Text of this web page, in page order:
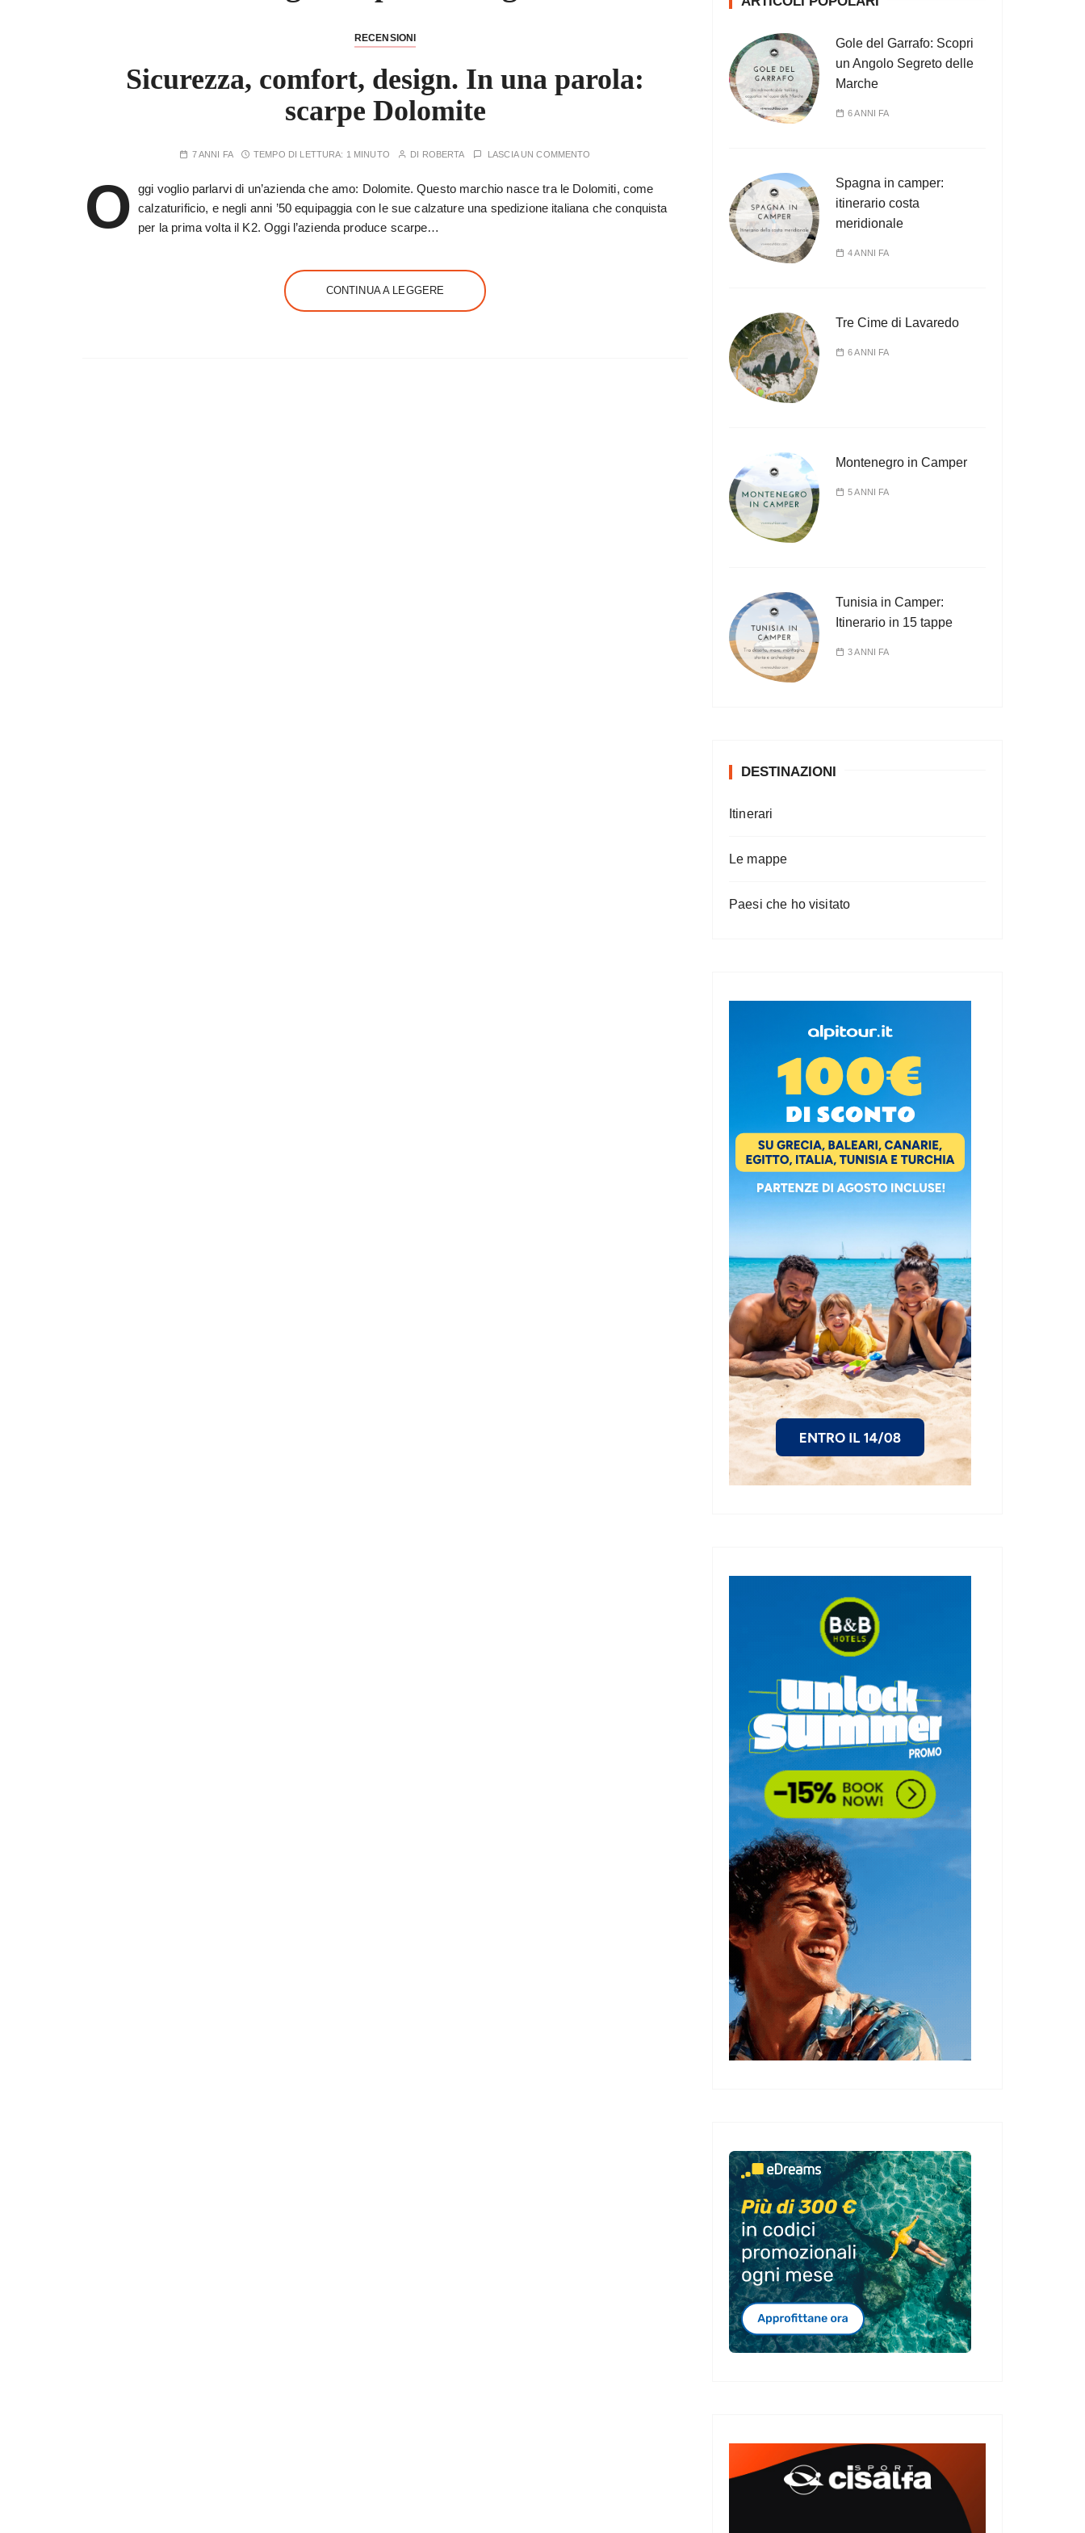
RECENSIONI
Sicurezza, comfort, design. In una parola:
scarpe Dolomite
7 ANNI FA TEMPO DI LETTURA: 1 MINUTO DI ROBERTA LASCIA UN COMMENTO
O ggi voglio parlarvi di un’azienda che amo: Dolomite. Questo marchio nasce tra le Dolomiti, come
calzaturificio, e negli anni ’50 equipaggia con le sue calzature una spedizione italiana che conquista
per la prima volta il K2. Oggi l’azienda produce scarpe…
CONTINUA A LEGGERE
Gole del Garrafo: Scopri
un Angolo Segreto delle
Marche
6 ANNI FA
Spagna in camper:
itinerario costa
meridionale
4 ANNI FA
Tre Cime di Lavaredo
6 ANNI FA
Montenegro in Camper
5 ANNI FA
Tunisia in Camper:
Itinerario in 15 tappe
3 ANNI FA
DESTINAZIONI
Itinerari
Le mappe
Paesi che ho visitato